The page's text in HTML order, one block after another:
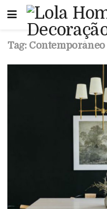
Tag: Contemporâneo